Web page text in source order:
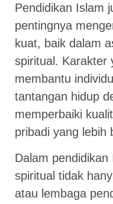
Pendidikan Islam
pentingnya
kuat, baik dalam
spiritual. Karakter
membantu
tantangan hidup
memperbaiki
pribadi yang lebih
Dalam
spiritual tidak
atau lembaga